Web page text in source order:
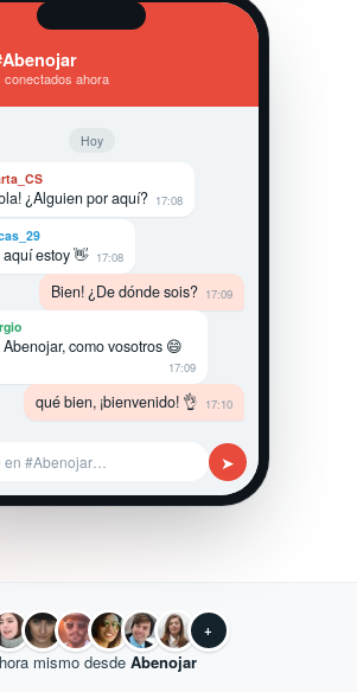
conectados ahora
Hoy
¿Alguien por aquí? 17:08
aquí estoy 👋 17:08
Bien! ¿De dónde sois? 17:09
como vosotros 😄
17:09
qué bien, ¡bienvenido! 👌 17:10
en #Abenojar… ➤
+
mismo desde Abenojar